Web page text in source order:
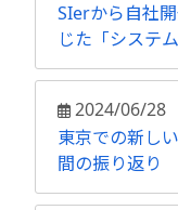
SIerから自社
じた「システ
2024/06/28
東京での新し
間の振り返り